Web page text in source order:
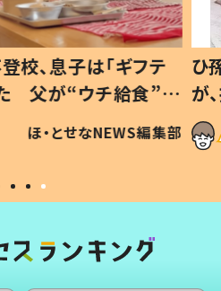
息子は「ギフテ
が“ウチ給食”を
とは #令和の親
ほ・とせなNEWS編集部
ひ孫
が、
「涙
い」